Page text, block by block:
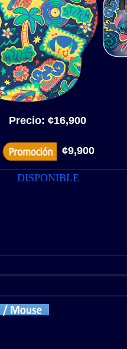
Precio: ¢16,900
¢9,900
DISPONIBLE